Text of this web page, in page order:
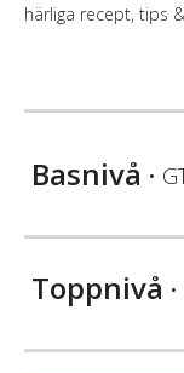
härliga recept, tips
Basnivå •
Toppnivå